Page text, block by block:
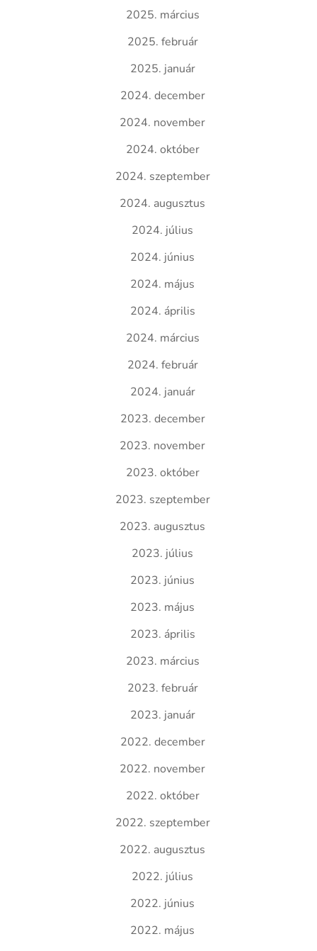
2025. március
2025. február
2025. január
2024. december
2024. november
2024. október
2024. szeptember
2024. augusztus
2024. július
2024. június
2024. május
2024. április
2024. március
2024. február
2024. január
2023. december
2023. november
2023. október
2023. szeptember
2023. augusztus
2023. július
2023. június
2023. május
2023. április
2023. március
2023. február
2023. január
2022. december
2022. november
2022. október
2022. szeptember
2022. augusztus
2022. július
2022. június
2022. május